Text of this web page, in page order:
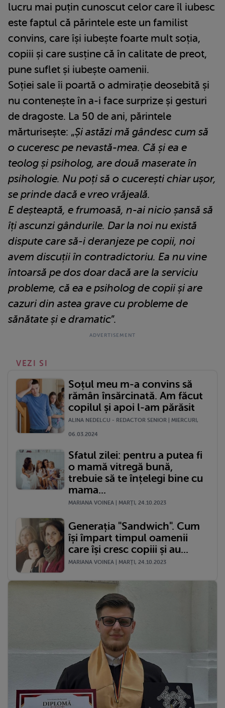
lucru mai puțin cunoscut celor care îl iubesc
este faptul că părintele este un familist
convins, care își iubește foarte mult soția,
copiii și care susține că în calitate de preot,
pune suflet și iubește oamenii.
Soției sale îi poartă o admirație deosebită și
nu contenește în a-i face surprize și gesturi
de dragoste. La 50 de ani, părintele
mărturisește: „Și astăzi mă gândesc cum să
o cuceresc pe nevastă-mea. Că și ea e
teolog și psiholog, are două maserate în
psihologie. Nu poți să o cucerești chiar ușor,
se prinde dacă e vreo vrăjeală.
E deșteaptă, e frumoasă, n-ai nicio șansă să
îți ascunzi gândurile. Dar la noi nu există
dispute care să-i deranjeze pe copii, noi
avem discuții în contradictoriu. Ea nu vine
întoarsă pe dos doar dacă are la serviciu
probleme, că ea e psiholog de copii și are
cazuri din astea grave cu probleme de
sănătate și e dramatic”.
VEZI SI
Soțul meu m-a convins să
rămân însărcinată. Am făcut
copilul și apoi l-am părăsit
ALINA NEDELCU - REDACTOR SENIOR | MIERCURI,
06.03.2024
Sfatul zilei: pentru a putea fi
o mamă vitregă bună,
trebuie să te înțelegi bine cu
mama...
MARIANA VOINEA | MARŢI, 24.10.2023
Generația "Sandwich". Cum
își împart timpul oamenii
care își cresc copiii și au...
MARIANA VOINEA | MARŢI, 24.10.2023